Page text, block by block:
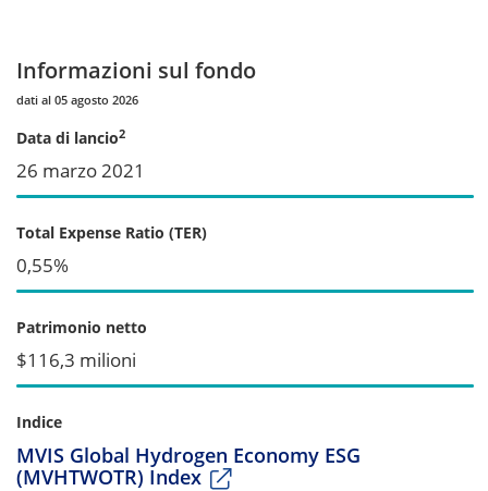
Informazioni sul fondo
dati al 05 agosto 2026
Data di lancio2
26 marzo 2021
Total Expense Ratio (TER)
0,55%
Patrimonio netto
$116,3 milioni
Indice
MVIS Global Hydrogen Economy ESG
(MVHTWOTR) Index